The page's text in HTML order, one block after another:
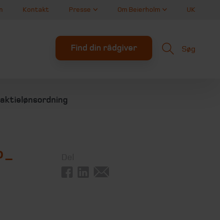
Kontakt Presse Om Beierholm UK
Find din rådgiver Søg